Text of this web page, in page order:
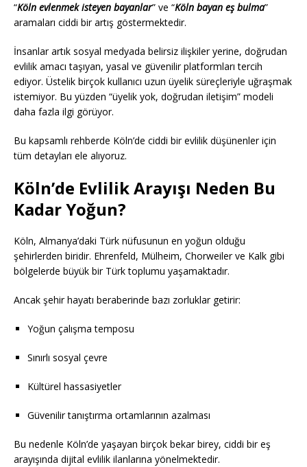
“Köln evlenmek isteyen bayanlar” ve “Köln bayan eş bulma”
aramaları ciddi bir artış göstermektedir.
İnsanlar artık sosyal medyada belirsiz ilişkiler yerine, doğrudan
evlilik amacı taşıyan, yasal ve güvenilir platformları tercih
ediyor. Üstelik birçok kullanıcı uzun üyelik süreçleriyle uğraşmak
istemiyor. Bu yüzden “üyelik yok, doğrudan iletişim” modeli
daha fazla ilgi görüyor.
Bu kapsamlı rehberde Köln’de ciddi bir evlilik düşünenler için
tüm detayları ele alıyoruz.
Köln’de Evlilik Arayışı Neden Bu
Kadar Yoğun?
Köln, Almanya’daki Türk nüfusunun en yoğun olduğu
şehirlerden biridir. Ehrenfeld, Mülheim, Chorweiler ve Kalk gibi
bölgelerde büyük bir Türk toplumu yaşamaktadır.
Ancak şehir hayatı beraberinde bazı zorluklar getirir:
Yoğun çalışma temposu
Sınırlı sosyal çevre
Kültürel hassasiyetler
Güvenilir tanıştırma ortamlarının azalması
Bu nedenle Köln’de yaşayan birçok bekar birey, ciddi bir eş
arayışında dijital evlilik ilanlarına yönelmektedir.